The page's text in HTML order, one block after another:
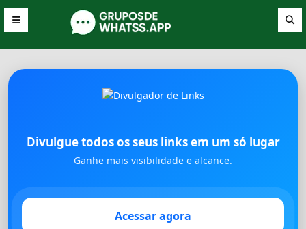
Divulgue todos os seus links em um só lugar
Ganhe mais visibilidade e alcance.
Acessar agora